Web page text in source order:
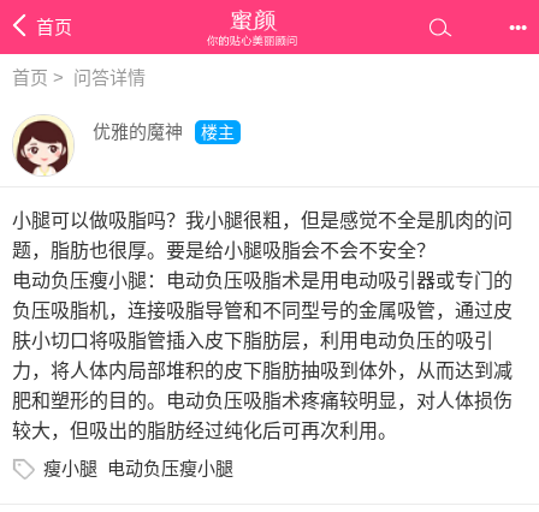
首页 •••
首页 > 问答详情
优雅的魔神 楼主
小腿可以做吸脂吗？我小腿很粗，但是感觉不全是肌肉的问
题，脂肪也很厚。要是给小腿吸脂会不会不安全？
电动负压瘦小腿：电动负压吸脂术是用电动吸引器或专门的
负压吸脂机，连接吸脂导管和不同型号的金属吸管，通过皮
肤小切口将吸脂管插入皮下脂肪层，利用电动负压的吸引
力，将人体内局部堆积的皮下脂肪抽吸到体外，从而达到减
肥和塑形的目的。电动负压吸脂术疼痛较明显，对人体损伤
较大，但吸出的脂肪经过纯化后可再次利用。
瘦小腿 电动负压瘦小腿